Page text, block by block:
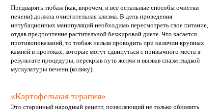
Предварять тюбаж (как, впрочем, и все остальные способы очистки
печени) должна очистительная клизма. В день проведения
интубационных манипуляций необходимо пересмотреть свое питание,
отдав предпочтение растительной безжировой диете. Что касается
противопоказаний, то тюбаж нельзя проводить при наличии крупных
камней в протоках, которые могут сдвинуться с привычного места в
результате процедуры, перекрыв путь желчи и вызвав спазм гладкой
мускулатуры печени (колику).
«Картофельная терапия»
Это старинный народный рецепт, позволяющий не только обновить